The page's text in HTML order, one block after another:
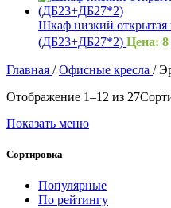
Шкаф низкий открытая
(ДБ23+ДБ27*2) Цена: 8
Главная / Офисные кресла /
Отображение 1–12 из 27
Показать меню
Сортировка
Популярные
По рейтингу